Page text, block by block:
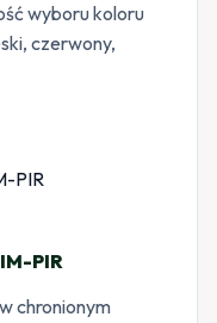
wyboru koloru
czerwony,
PIR
chronionym